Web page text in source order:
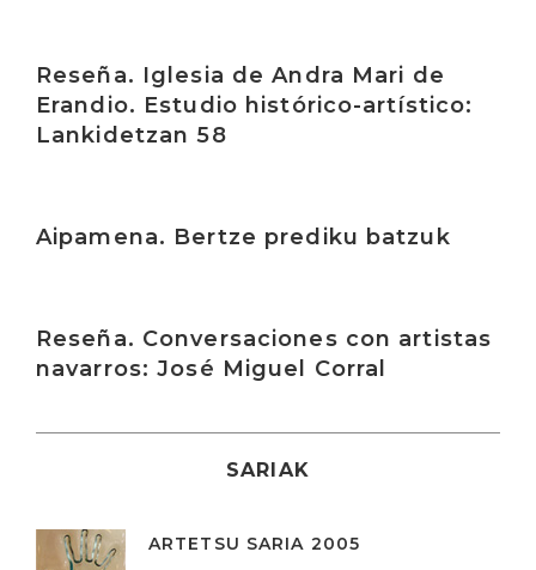
Reseña. Iglesia de Andra Mari de
Erandio. Estudio histórico-artístico:
Lankidetzan 58
Aipamena. Bertze prediku batzuk
Reseña. Conversaciones con artistas
navarros: José Miguel Corral
SARIAK
ARTETSU SARIA 2005